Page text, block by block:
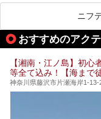
提供元：
【PR】
この記事
が楽しめ
そしてこ
して宿泊
加えて、
のお風呂
今回は日
（以下、
蛸川温泉
りお伝え
ここは箱
4つの神
ニフ
おすすめのアク
【湘南・江ノ島】初
等全て込み！【海まで
神奈川県藤沢市片瀬海岸1-13-